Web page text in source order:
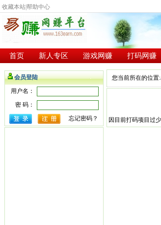
收藏本站帮助中心
首页 新人专区 游戏网赚 打码网赚
会员登陆
用户名：
密 码：
忘记密码？
您当前所在的位置:
因目前打码项目过